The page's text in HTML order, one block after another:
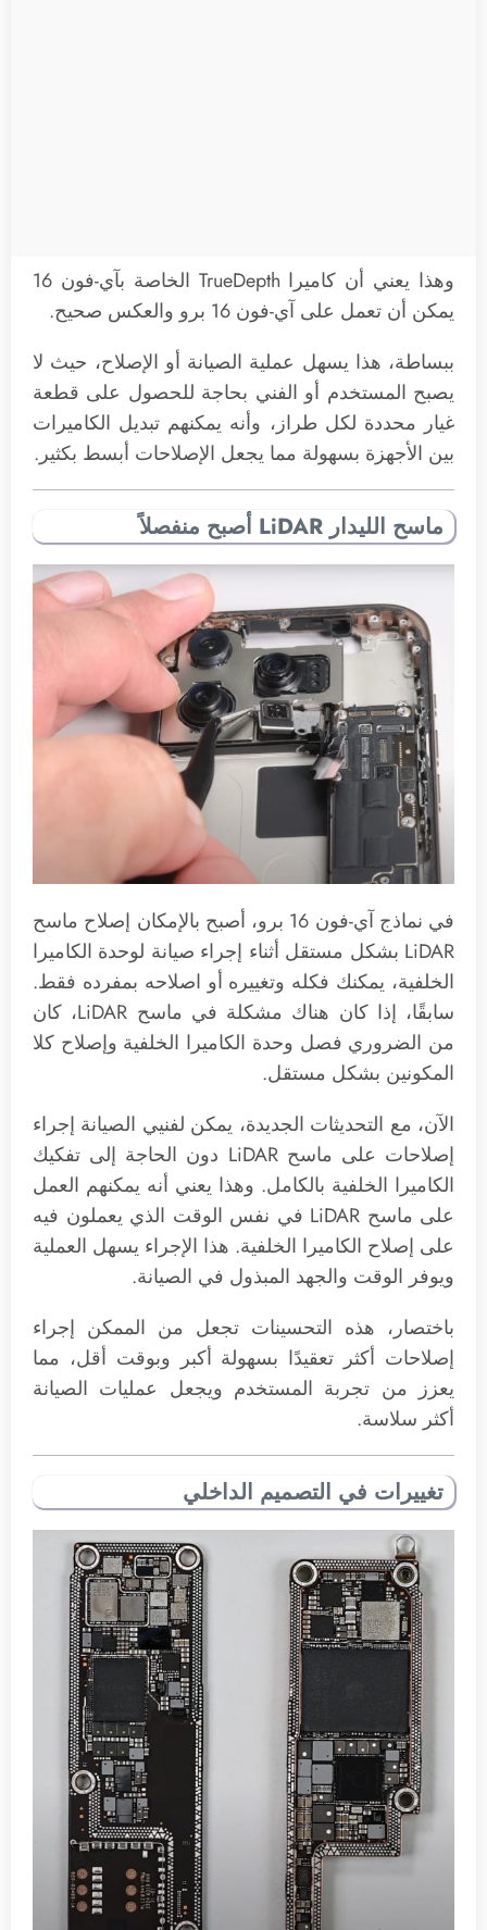
وهذا يعني أن كاميرا TrueDepth الخاصة بآي-فون 16
يمكن أن تعمل على آي-فون 16 برو والعكس صحيح.
ببساطة، هذا يسهل عملية الصيانة أو الإصلاح، حيث لا
يصبح المستخدم أو الفني بحاجة للحصول على قطعة
غيار محددة لكل طراز، وأنه يمكنهم تبديل الكاميرات
بين الأجهزة بسهولة مما يجعل الإصلاحات أبسط بكثير.
ماسح الليدار LiDAR أصبح منفصلاً
في نماذج آي-فون 16 برو، أصبح بالإمكان إصلاح ماسح
LiDAR بشكل مستقل أثناء إجراء صيانة لوحدة الكاميرا
الخلفية، يمكنك فكله وتغييره أو اصلاحه بمفرده فقط.
سابقًا، إذا كان هناك مشكلة في ماسح LiDAR، كان
من الضروري فصل وحدة الكاميرا الخلفية وإصلاح كلا
المكونين بشكل مستقل.
الآن، مع التحديثات الجديدة، يمكن لفنيي الصيانة إجراء
إصلاحات على ماسح LiDAR دون الحاجة إلى تفكيك
الكاميرا الخلفية بالكامل. وهذا يعني أنه يمكنهم العمل
على ماسح LiDAR في نفس الوقت الذي يعملون فيه
على إصلاح الكاميرا الخلفية. هذا الإجراء يسهل العملية
ويوفر الوقت والجهد المبذول في الصيانة.
باختصار، هذه التحسينات تجعل من الممكن إجراء
إصلاحات أكثر تعقيدًا بسهولة أكبر وبوقت أقل، مما
يعزز من تجربة المستخدم ويجعل عمليات الصيانة
أكثر سلاسة.
تغييرات في التصميم الداخلي